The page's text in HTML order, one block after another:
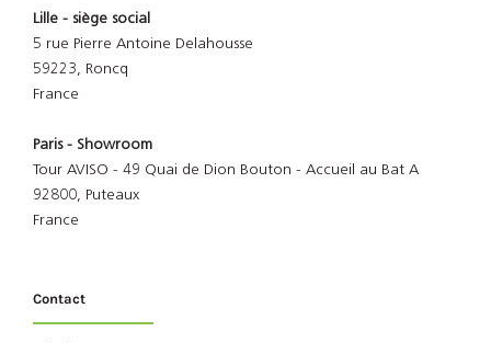
Lille - siège social
5 rue Pierre Antoine Delahousse
59223, Roncq
France
Paris - Showroom
Tour AVISO - 49 Quai de Dion Bouton - Accueil au Bat A
92800, Puteaux
France
Contact